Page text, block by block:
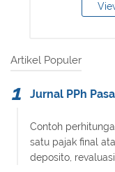
Artikel Populer
Jurnal PPh
Contoh
satu pajak final
deposito, revaluasi